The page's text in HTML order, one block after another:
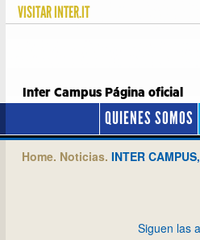
VISITARINTER.IT
Inter Campus Página oficial
QUIENES SOMOS
Home. Noticias. INTER
Siguen las